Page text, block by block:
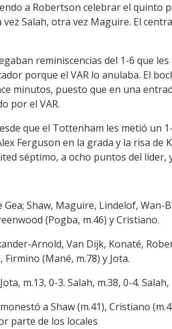
a Robertson celebrar el
Salah, otra vez Maguire. El
reminiscencias del 1-6 que
porque el VAR lo anulaba. El
minutos, puesto que en una
por el VAR.
que el Tottenham les metió un
Ferguson en la grada y la risa
séptimo, a ocho puntos del
Shaw, Maguire, Lindelof, Wan-
(Pogba, m.46) y Cristiano.
Arnold, Van Dijk, Konaté,
Firmino (Mané, m.78) y Jota.
m.13, 0-3. Salah, m.38, 0-4.
a Shaw (m.41), Cristiano
parte de los locales